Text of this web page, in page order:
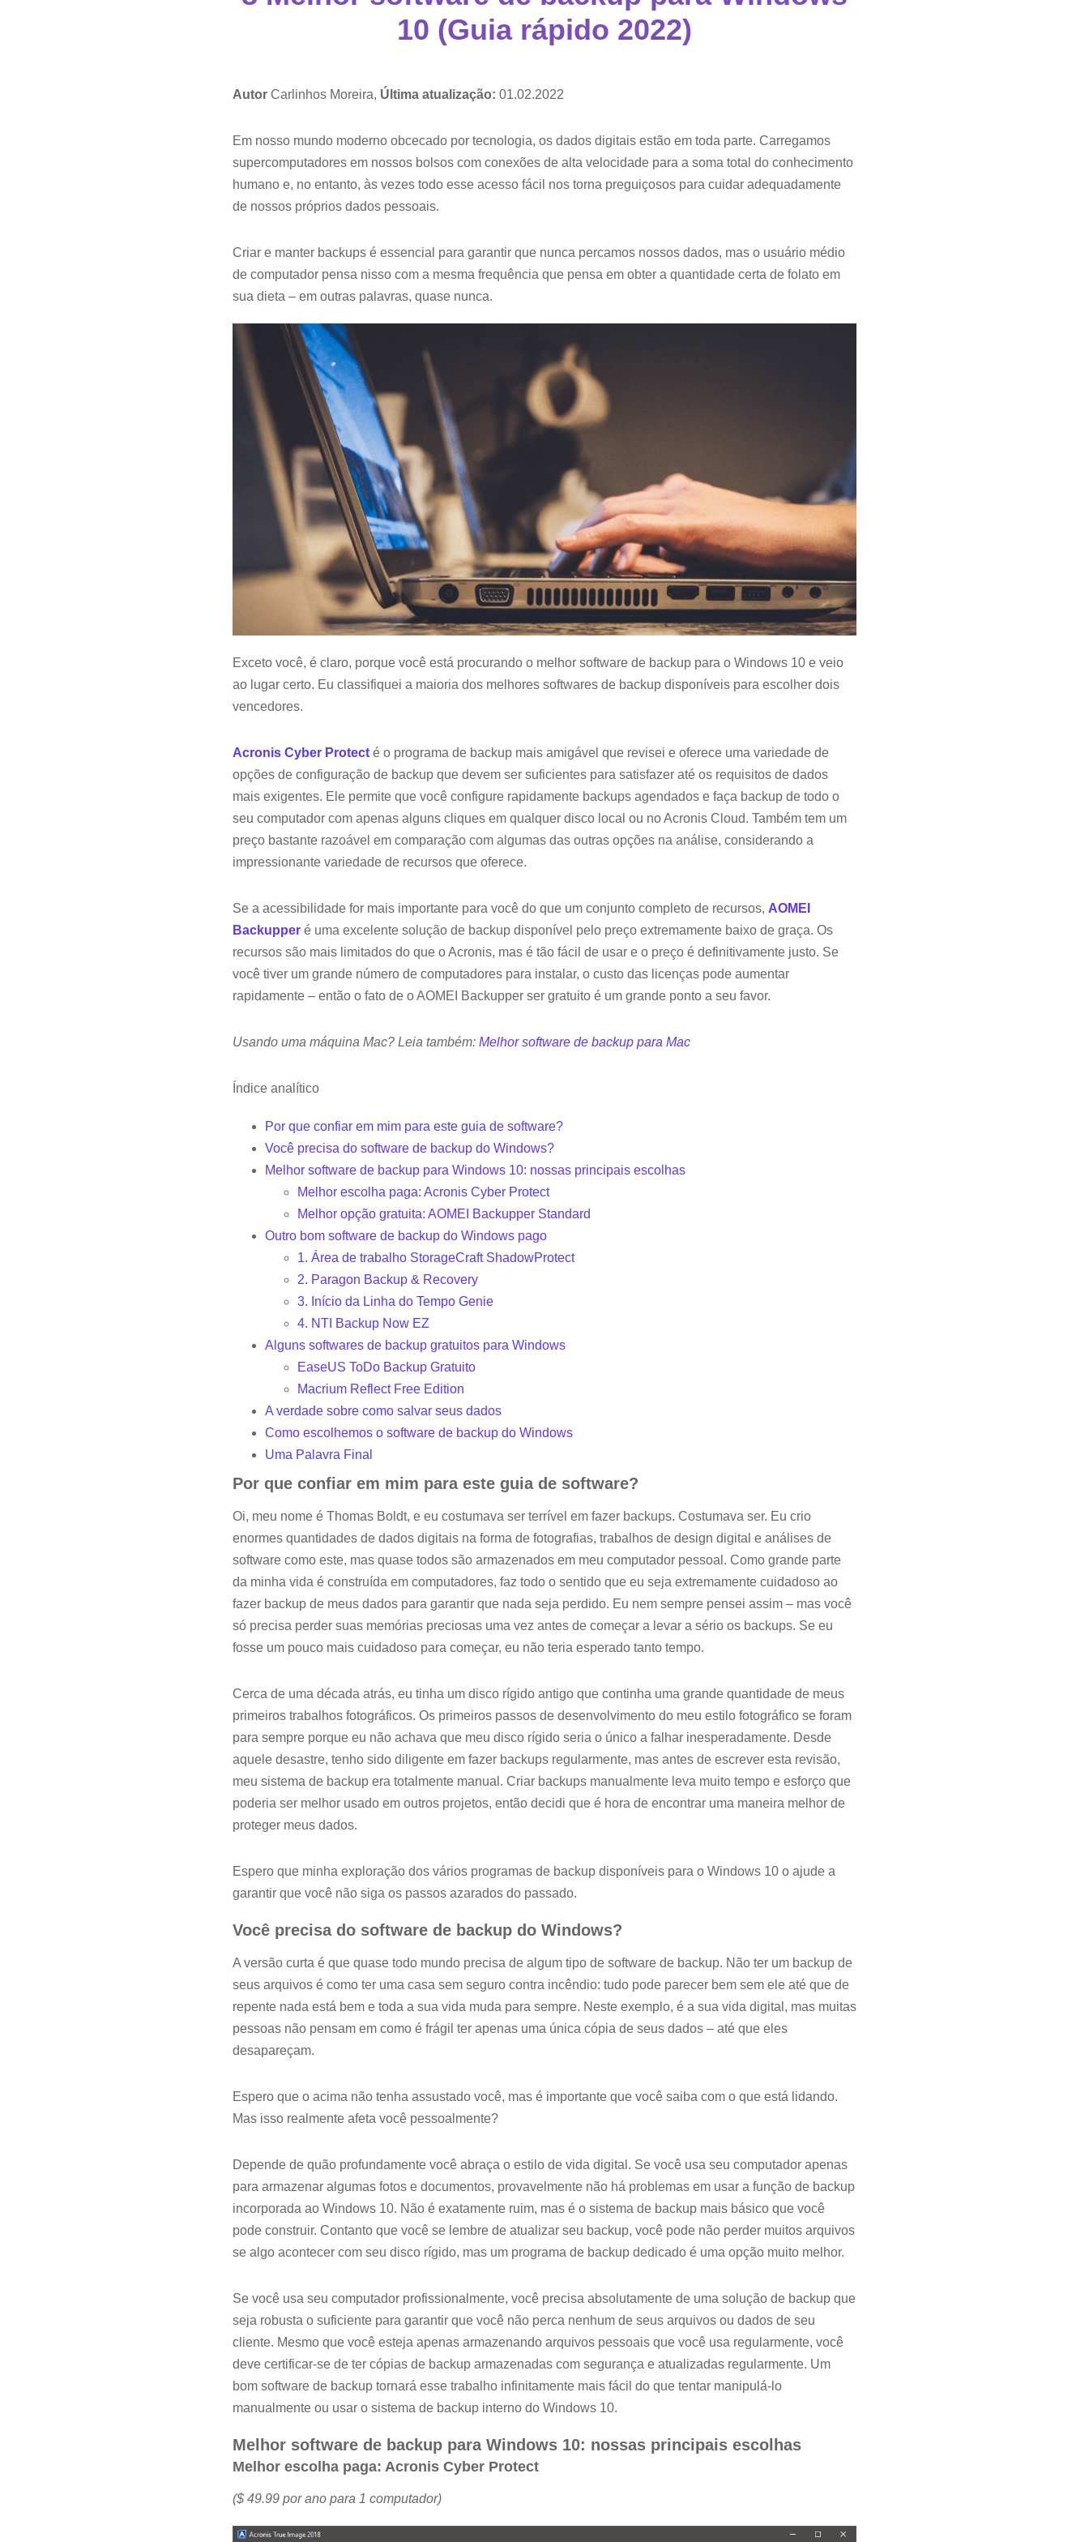
10 (Guia rápido 2022)
Autor Carlinhos Moreira, Última atualização: 01.02.2022
Em nosso mundo moderno obcecado por tecnologia, os dados digitais estão em toda parte. Carregamos
supercomputadores em nossos bolsos com conexões de alta velocidade para a soma total do conhecimento
humano e, no entanto, às vezes todo esse acesso fácil nos torna preguiçosos para cuidar adequadamente
de nossos próprios dados pessoais.
Criar e manter backups é essencial para garantir que nunca percamos nossos dados, mas o usuário médio
de computador pensa nisso com a mesma frequência que pensa em obter a quantidade certa de folato em
sua dieta – em outras palavras, quase nunca.
Exceto você, é claro, porque você está procurando o melhor software de backup para o Windows 10 e veio
ao lugar certo. Eu classifiquei a maioria dos melhores softwares de backup disponíveis para escolher dois
vencedores.
Acronis Cyber ​​Protect é o programa de backup mais amigável que revisei e oferece uma variedade de
opções de configuração de backup que devem ser suficientes para satisfazer até os requisitos de dados
mais exigentes. Ele permite que você configure rapidamente backups agendados e faça backup de todo o
seu computador com apenas alguns cliques em qualquer disco local ou no Acronis Cloud. Também tem um
preço bastante razoável em comparação com algumas das outras opções na análise, considerando a
impressionante variedade de recursos que oferece.
Se a acessibilidade for mais importante para você do que um conjunto completo de recursos, AOMEI
Backupper é uma excelente solução de backup disponível pelo preço extremamente baixo de graça. Os
recursos são mais limitados do que o Acronis, mas é tão fácil de usar e o preço é definitivamente justo. Se
você tiver um grande número de computadores para instalar, o custo das licenças pode aumentar
rapidamente – então o fato de o AOMEI Backupper ser gratuito é um grande ponto a seu favor.
Usando uma máquina Mac? Leia também: Melhor software de backup para Mac
Índice analítico
Por que confiar em mim para este guia de software?
Você precisa do software de backup do Windows?
Melhor software de backup para Windows 10: nossas principais escolhas
Melhor escolha paga: Acronis Cyber ​​Protect
Melhor opção gratuita: AOMEI Backupper Standard
Outro bom software de backup do Windows pago
1. Área de trabalho StorageCraft ShadowProtect
2. Paragon Backup & Recovery
3. Início da Linha do Tempo Genie
4. NTI Backup Now EZ
Alguns softwares de backup gratuitos para Windows
EaseUS ToDo Backup Gratuito
Macrium Reflect Free Edition
A verdade sobre como salvar seus dados
Como escolhemos o software de backup do Windows
Uma Palavra Final
Por que confiar em mim para este guia de software?
Oi, meu nome é Thomas Boldt, e eu costumava ser terrível em fazer backups. Costumava ser. Eu crio
enormes quantidades de dados digitais na forma de fotografias, trabalhos de design digital e análises de
software como este, mas quase todos são armazenados em meu computador pessoal. Como grande parte
da minha vida é construída em computadores, faz todo o sentido que eu seja extremamente cuidadoso ao
fazer backup de meus dados para garantir que nada seja perdido. Eu nem sempre pensei assim – mas você
só precisa perder suas memórias preciosas uma vez antes de começar a levar a sério os backups. Se eu
fosse um pouco mais cuidadoso para começar, eu não teria esperado tanto tempo.
Cerca de uma década atrás, eu tinha um disco rígido antigo que continha uma grande quantidade de meus
primeiros trabalhos fotográficos. Os primeiros passos de desenvolvimento do meu estilo fotográfico se foram
para sempre porque eu não achava que meu disco rígido seria o único a falhar inesperadamente. Desde
aquele desastre, tenho sido diligente em fazer backups regularmente, mas antes de escrever esta revisão,
meu sistema de backup era totalmente manual. Criar backups manualmente leva muito tempo e esforço que
poderia ser melhor usado em outros projetos, então decidi que é hora de encontrar uma maneira melhor de
proteger meus dados.
Espero que minha exploração dos vários programas de backup disponíveis para o Windows 10 o ajude a
garantir que você não siga os passos azarados do passado.
Você precisa do software de backup do Windows?
A versão curta é que quase todo mundo precisa de algum tipo de software de backup. Não ter um backup de
seus arquivos é como ter uma casa sem seguro contra incêndio: tudo pode parecer bem sem ele até que de
repente nada está bem e toda a sua vida muda para sempre. Neste exemplo, é a sua vida digital, mas muitas
pessoas não pensam em como é frágil ter apenas uma única cópia de seus dados – até que eles
desapareçam.
Espero que o acima não tenha assustado você, mas é importante que você saiba com o que está lidando.
Mas isso realmente afeta você pessoalmente?
Depende de quão profundamente você abraça o estilo de vida digital. Se você usa seu computador apenas
para armazenar algumas fotos e documentos, provavelmente não há problemas em usar a função de backup
incorporada ao Windows 10. Não é exatamente ruim, mas é o sistema de backup mais básico que você
pode construir. Contanto que você se lembre de atualizar seu backup, você pode não perder muitos arquivos
se algo acontecer com seu disco rígido, mas um programa de backup dedicado é uma opção muito melhor.
Se você usa seu computador profissionalmente, você precisa absolutamente de uma solução de backup que
seja robusta o suficiente para garantir que você não perca nenhum de seus arquivos ou dados de seu
cliente. Mesmo que você esteja apenas armazenando arquivos pessoais que você usa regularmente, você
deve certificar-se de ter cópias de backup armazenadas com segurança e atualizadas regularmente. Um
bom software de backup tornará esse trabalho infinitamente mais fácil do que tentar manipulá-lo
manualmente ou usar o sistema de backup interno do Windows 10.
Melhor software de backup para Windows 10: nossas principais escolhas
Melhor escolha paga: Acronis Cyber ​​Protect
($ 49.99 por ano para 1 computador)